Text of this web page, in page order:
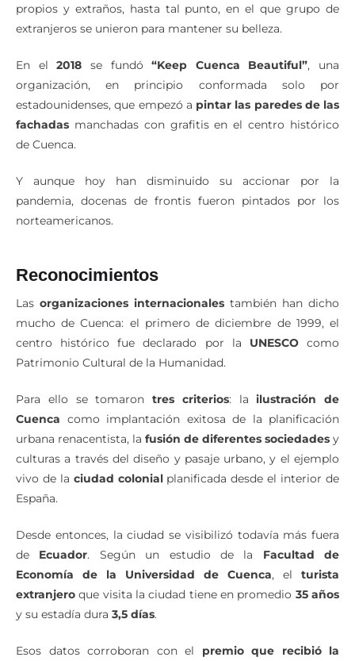
propios y extraños, hasta tal punto, en el que grupo de
extranjeros se unieron para mantener su belleza.
En el2018 se fundó“Keep Cuenca Beautiful”, una
organización, en principio conformada solo por
estadounidenses, que empezó a pintar las paredes de las
fachadas manchadas con grafitis en el centro histórico
de Cuenca.
Y aunque hoy han disminuido su accionar por la
pandemia, docenas de frontis fueron pintados por los
norteamericanos.
Reconocimientos
Las organizaciones internacionales también han dicho
mucho de Cuenca: el primero de diciembre de 1999, el
centro histórico fue declarado por la UNESCOcomo
Patrimonio Cultural de la Humanidad.
Para ello se tomaron tres criterios: lailustración de
Cuenca como implantación exitosa de la planificación
urbana renacentista, la fusión de diferentes sociedades y
culturas a través del diseño y pasaje urbano, y el ejemplo
vivo de la ciudad colonialplanificada desde el interior de
España.
Desde entonces, la ciudad se visibilizó todavía más fuera
de Ecuador. Según un estudio de la Facultad de
Economía de la Universidad de Cuenca, el turista
extranjero que visita la ciudad tiene en promedio 35 años
y su estadía dura 3,5 días.
Esos datos corroboran con el premio que recibió la